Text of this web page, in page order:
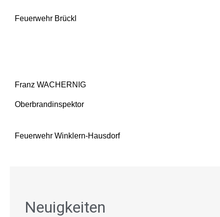
Feuerwehr Brückl
Franz WACHERNIG
Oberbrandinspektor
Feuerwehr Winklern-Hausdorf
Neuigkeiten